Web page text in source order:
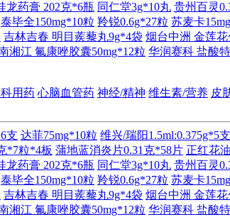
龙药膏 202克*6瓶 同仁堂3g*10丸 贵州百灵
泰毕全150mg*10粒 羚锐0.6g*27粒 苏麦卡
吉林吉春 明目蒺藜丸9g*4袋 烟台中洲 金莲
湘江 氟康唑胶囊50mg*12粒 华润赛科 盐酸
用药 心脑血管药 神经/精神 维生素/营养 皮
支 达菲75mg*10粒 维兴/瑞阳1.5ml:0.375g*5支
*7粒*4板 蒲地蓝消炎片0.31克*58片 正红花
龙药膏 202克*6瓶 同仁堂3g*10丸 贵州百灵
泰毕全150mg*10粒 羚锐0.6g*27粒 苏麦卡
吉林吉春 明目蒺藜丸9g*4袋 烟台中洲 金莲
湘江 氟康唑胶囊50mg*12粒 华润赛科 盐酸